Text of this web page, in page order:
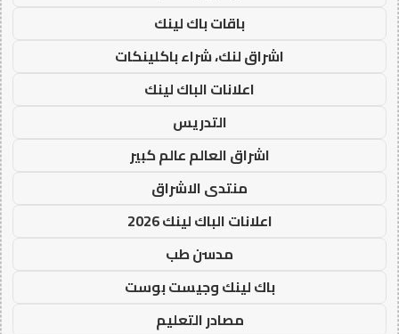
باقات باك لينك
اشراق لنك، شراء باكلينكات
اعلانات الباك لينك
التدريس
اشراق العالم عالم كبير
منتدى الاشراق
اعلانات الباك لينك 2026
مدسن طب
باك لينك وجيست بوست
مصادر التعليم